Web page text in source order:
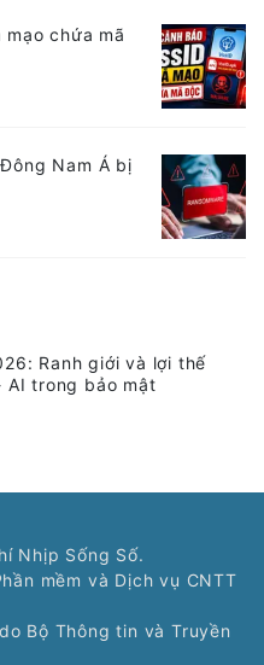
chứa mã
Nam Á bị
Ranh giới và lợi thế
AI trong bảo mật
Nhịp Sống Số.
mềm và Dịch vụ CNTT
Bộ Thông tin và Truyền